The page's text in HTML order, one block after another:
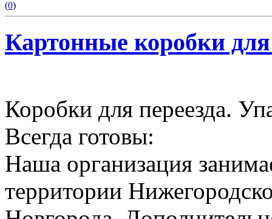
(0)
Картонные коробки для
Коробки для переезда.
Всегда готовы:
Наша организация
территории